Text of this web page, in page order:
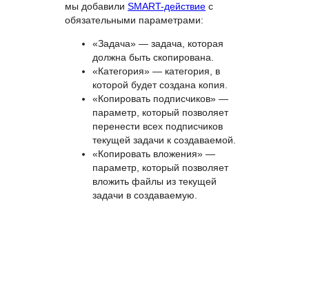
мы добавили SMART-действие с
обязательными параметрами:
«Задача» — задача, которая
должна быть скопирована.
«Категория» — категория, в
которой будет создана копия.
«Копировать подписчиков» —
параметр, который позволяет
перенести всех подписчиков
текущей задачи к создаваемой.
«Копировать вложения» —
параметр, который позволяет
вложить файлы из текущей
задачи в создаваемую.